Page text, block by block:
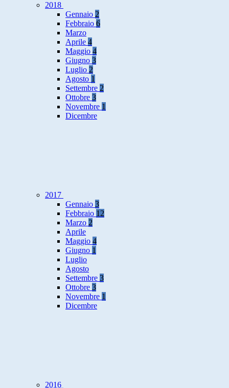
2018
Gennaio 2
Febbraio 6
Marzo
Aprile 4
Maggio 4
Giugno 3
Luglio 2
Agosto 1
Settembre 2
Ottobre 3
Novembre 1
Dicembre
2017
Gennaio 3
Febbraio 12
Marzo 2
Aprile
Maggio 4
Giugno 1
Luglio
Agosto
Settembre 3
Ottobre 3
Novembre 1
Dicembre
2016